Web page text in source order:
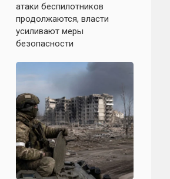
атаки беспилотников
продолжаются, власти
усиливают меры
безопасности